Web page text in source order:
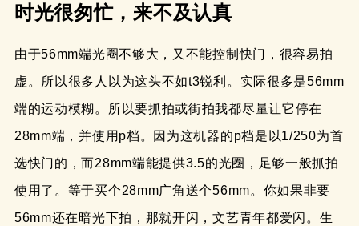
时光很匆忙，来不及认真
由于56mm端光圈不够大，又不能控制快门，很容易拍
虚。所以很多人以为这头不如t3锐利。实际很多是56mm
端的运动模糊。所以要抓拍或街拍我都尽量让它停在
28mm端，并使用p档。因为这机器的p档是以1/250为首
选快门的，而28mm端能提供3.5的光圈，足够一般抓拍
使用了。等于买个28mm广角送个56mm。你如果非要
56mm还在暗光下拍，那就开闪，文艺青年都爱闪。生